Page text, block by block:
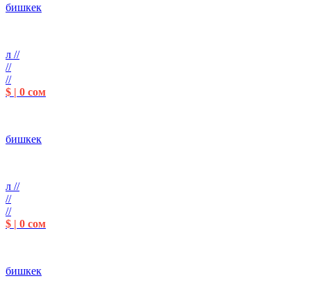
бишкек
л //
//
//
$ | 0 сом
бишкек
л //
//
//
$ | 0 сом
бишкек